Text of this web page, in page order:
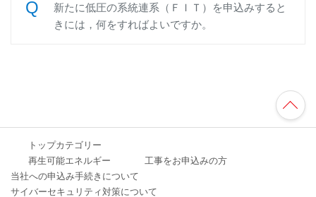
新たに低圧の系統連系（ＦＩＴ）を申込みすると
きには，何をすればよいですか。
TO
P
へ
トップカテゴリー
再生可能エネルギー
工事をお申込みの方
当社への申込み手続きについて
サイバーセキュリティ対策について